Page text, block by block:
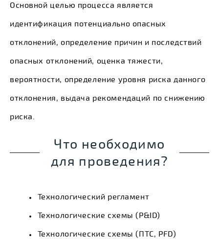
Основной целью процесса является
идентификация потенциально опасных
отклонений, определение причин и последствий
опасных отклонений, оценка тяжести,
вероятности, определение уровня риска данного
отклонения, выдача рекомендаций по снижению
риска.
Что необходимо
для проведения?
Технологический регламент
Технологические схемы (P&ID)
Технологические схемы (ПТС, PFD)